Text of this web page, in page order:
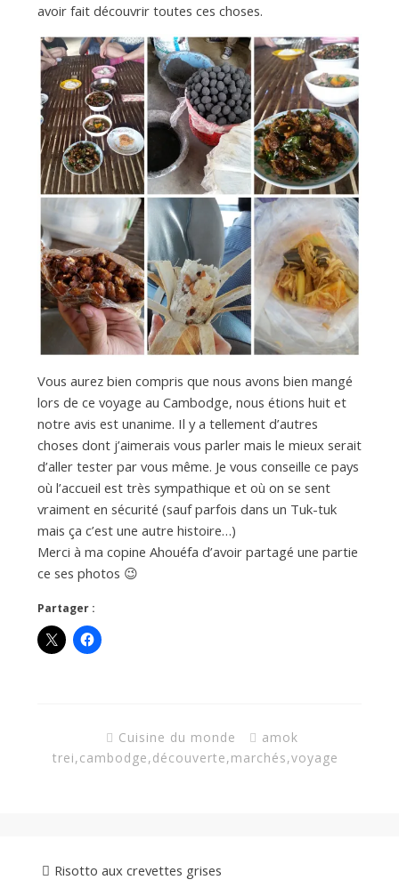
avoir fait découvrir toutes ces choses.
Vous aurez bien compris que nous avons bien mangé
lors de ce voyage au Cambodge, nous étions huit et
notre avis est unanime. Il y a tellement d’autres
choses dont j’aimerais vous parler mais le mieux serait
d’aller tester par vous même. Je vous conseille ce pays
où l’accueil est très sympathique et où on se sent
vraiment en sécurité (sauf parfois dans un Tuk-tuk
mais ça c’est une autre histoire…)
Merci à ma copine Ahouéfa d’avoir partagé une partie
ce ses photos 😉
Partager :
Cuisine du monde
amok
trei,cambodge,découverte,marchés,voyage
Risotto aux crevettes grises